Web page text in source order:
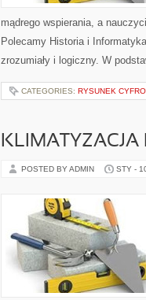
mądrego wspierania, a
Polecamy Historia i
zrozumiały i logiczny. W
CATEGORIES: RYSUNEK
KLIMATYZACJA
POSTED BY ADMIN STY -